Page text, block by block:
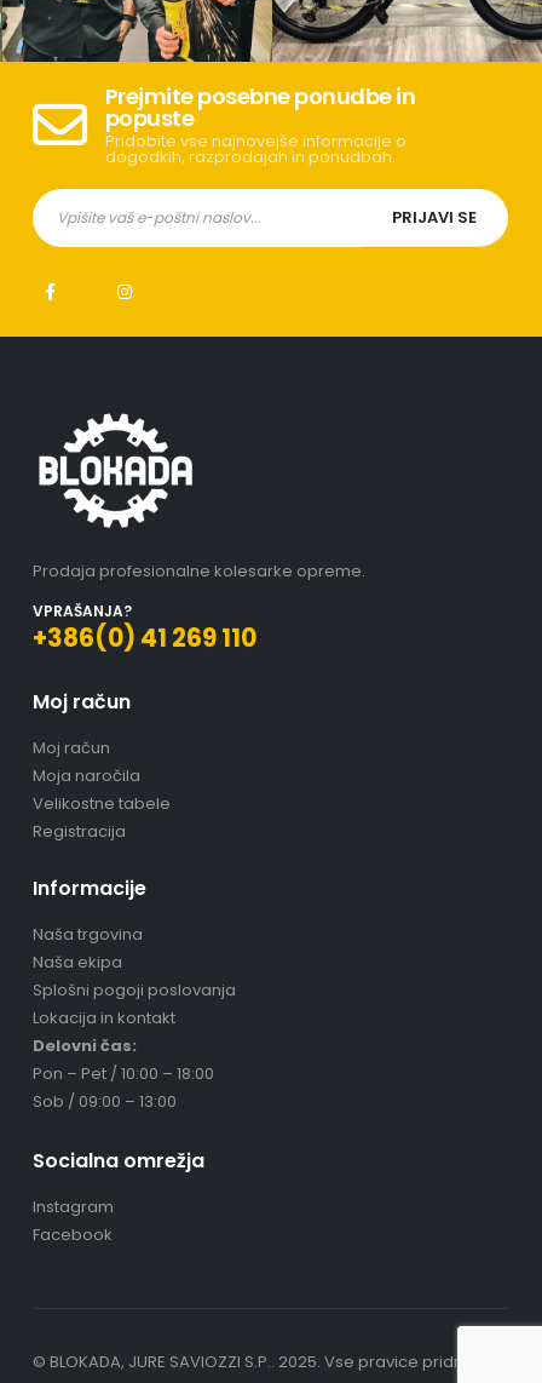
Prejmite posebne ponudbe in
popuste
Pridobite vse najnovejše informacije o
dogodkih, razprodajah in ponudbah.
Prodaja profesionalne kolesarke opreme.
VPRAŠANJA?
+386(0) 41 269 110
Moj račun
Moj račun
Moja naročila
Velikostne tabele
Registracija
Informacije
Naša trgovina
Naša ekipa
Splošni pogoji poslovanja
Lokacija in kontakt
Delovni čas:
Pon – Pet / 10:00 – 18:00
Sob / 09:00 – 13:00
Socialna omrežja
Instagram
Facebook
© BLOKADA, JURE SAVIOZZI S.P.. 2025. Vse pravice pridržane